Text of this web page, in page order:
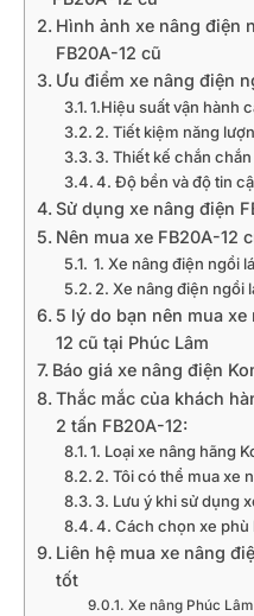
Hình ảnh xe nâng điện
FB20A-12 cũ
Ưu điểm xe nâng điện
1.Hiệu suất vận hành
2. Tiết kiệm năng
3. Thiết kế chắn chắn
4. Độ bền và độ tin
Sử dụng xe nâng điện
Nên mua xe FB20A-12
1. Xe nâng điện ngồi
2. Xe nâng điện ngồi
5 lý do bạn nên mua
12 cũ tại Phúc Lâm
Báo giá xe nâng điện
Thắc mắc của khách
2 tấn FB20A-12:
1. Loại xe nâng hãng
2. Tôi có thể mua xe
3. Lưu ý khi sử dụng
4. Cách chọn xe phù
Liên hệ mua xe nâng
tốt
Xe nâng Phúc